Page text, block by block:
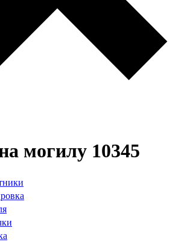
могилу 10345